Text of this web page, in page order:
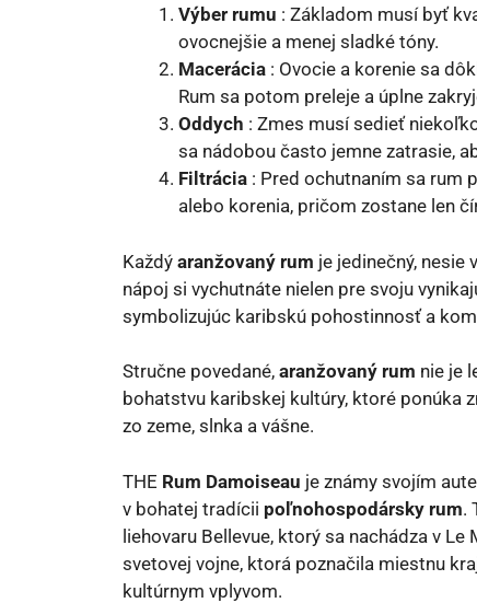
Výber rumu : Základom musí byť
ovocnejšie a menej sladké tóny.
Macerácia : Ovocie a korenie sa
Rum sa potom preleje a úplne
Oddych : Zmes musí sedieť
sa nádobou často jemne zatrasie,
Filtrácia : Pred ochutnaním sa rum
alebo korenia, pričom zostane len
Každý aranžovaný rum je jedinečný, nesie
nápoj si vychutnáte nielen pre svoju
symbolizujúc karibskú pohostinnosť a
Stručne povedané, aranžovaný rum nie je
bohatstvu karibskej kultúry, ktoré ponúka
zo zeme, slnka a vášne.
THE Rum Damoiseau je známy svojím
v bohatej tradícii poľnohospodársky rum.
liehovaru Bellevue, ktorý sa nachádza v
svetovej vojne, ktorá poznačila miestnu
kultúrnym vplyvom.